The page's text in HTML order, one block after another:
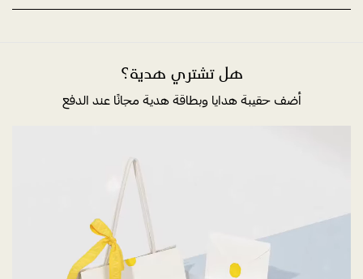
هل تشتري هدية؟
أضف حقيبة هدايا وبطاقة هدية مجانًا عند الدفع